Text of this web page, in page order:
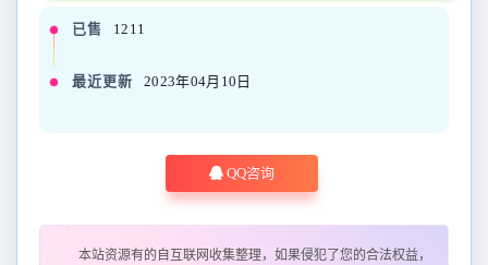
已售 1211
最近更新 2023年04月10日
QQ咨询
本站资源有的自互联网收集整理，如果侵犯了您的合法权益，